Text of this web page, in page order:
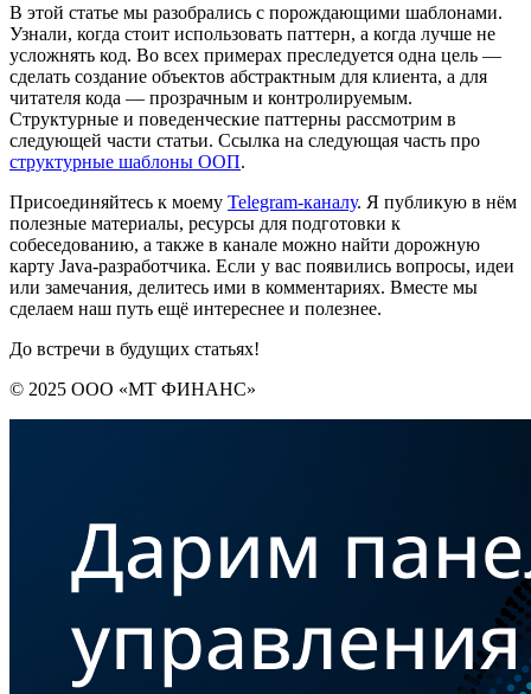
В этой статье мы разобрались с порождающими шаблонами.
Узнали, когда стоит использовать паттерн, а когда лучше не
усложнять код. Во всех примерах преследуется одна цель —
сделать создание объектов абстрактным для клиента, а для
читателя кода — прозрачным и контролируемым.
Структурные и поведенческие паттерны рассмотрим в
следующей части статьи. Ссылка на следующая часть про
структурные шаблоны ООП.
Присоединяйтесь к моему Telegram-каналу. Я публикую в нём
полезные материалы, ресурсы для подготовки к
собеседованию, а также в канале можно найти дорожную
карту Java-разработчика. Если у вас появились вопросы, идеи
или замечания, делитесь ими в комментариях. Вместе мы
сделаем наш путь ещё интереснее и полезнее.
До встречи в будущих статьях!
© 2025 ООО «МТ ФИНАНС»